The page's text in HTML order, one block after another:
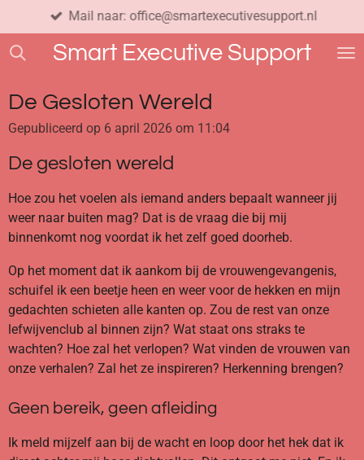
direct
naar
hoofdinhoud
Smart Executive Support
Mail naar: office@smartexecutivesupport.nl
De Gesloten Wereld
Gepubliceerd op 6 april 2026 om 11:04
De gesloten wereld
Hoe zou het voelen als iemand anders bepaalt wanneer jij
weer naar buiten mag? Dat is de vraag die bij mij
binnenkomt nog voordat ik het zelf goed doorheb.
Op het moment dat ik aankom bij de vrouwengevangenis,
schuifel ik een beetje heen en weer voor de hekken en mijn
gedachten schieten alle kanten op. Zou de rest van onze
lefwijvenclub al binnen zijn? Wat staat ons straks te
wachten? Hoe zal het verlopen? Wat vinden de vrouwen van
onze verhalen? Zal het ze inspireren? Herkenning brengen?
Geen bereik, geen afleiding
Ik meld mijzelf aan bij de wacht en loop door het hek dat ik